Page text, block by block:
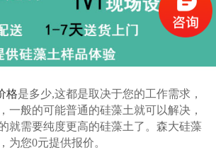
格是多少,这都是取决于您的工作需求，
一般的可能普通的硅藻土就可以解决，
就需要纯度更高的硅藻土了。森大硅藻
为您0元提供报价。